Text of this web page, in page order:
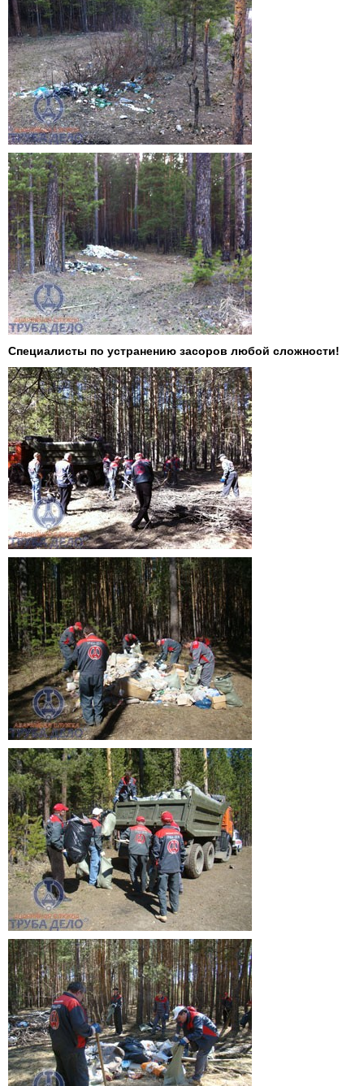
Специалисты по устранению засоров любой сложности!